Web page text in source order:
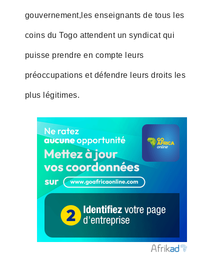
gouvernement,les enseignants de tous les
coins du Togo attendent un syndicat qui
puisse prendre en compte leurs
préoccupations et défendre leurs droits les
plus légitimes.